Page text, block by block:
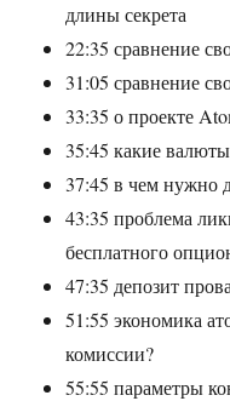
длины секрета
22:35 сравнение
31:05 сравнение
33:35 о проекте
35:45 какие
37:45 в чем нужно
43:35 проблема
бесплатного
47:35 депозит
51:55 экономика
комиссии?
55:55 параметры